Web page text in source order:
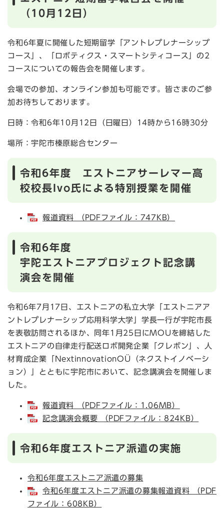
（10月12日）
令和6年夏に開催した短期留学「アントレプレナーシップ
コース」、「ロボティクス・スマートシティコース」の2
コースについての報告会を開催します。
会場での参加、オンライン参加も可能です。皆さまのご参
加お待ちしております。
日時：令和6年10月12日（日曜日）14時から16時30分
場所：宇陀市榛原総合センター
令和6年度 エストニアサーレマー高
校校長Ivo氏による特別授業を開催
報道資料 （PDFファイル：747KB）
令和6年度
宇陀エストニアプロジェクト記念講
演会を開催
令和6年7月17日、エストニアの私立大学「エストニアア
ントレプレナーシップ応用科学大学」学長一行が宇陀市長
を表敬訪問されるほか、同年1月25日にMOUを締結した
エストニアの自律走行配送ロボ開発企業「クレボン」、人
材育成企業「NextinnovationOÜ（ネクストイノベーシ
ョン）」とともに宇陀市において、記念講演会を開催しま
した。
報道資料 （PDFファイル：1.06MB）
記念講演会概要 （PDFファイル：824KB）
令和6年度エストニア派遣の実施
令和6年度エストニア派遣の募集
令和6年度エストニア派遣の募集報道資料 （PDF
ファイル：608KB）